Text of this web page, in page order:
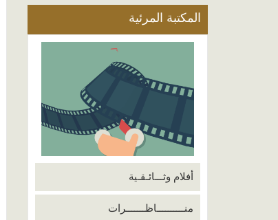
المكتبة المرئية
أفلام وثـــائـقـية
منــــــــــاظـــــــرات